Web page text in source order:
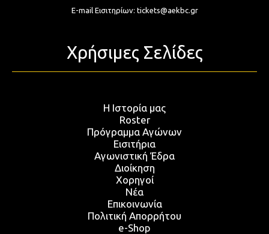
E-mail Εισιτηρίων: tickets@aekbc.gr
Χρήσιμες Σελίδες
Η Ιστορία μας
Roster
Πρόγραμμα Αγώνων
Εισιτήρια
Αγωνιστική Έδρα
Διοίκηση
Χορηγοί
Νέα
Επικοινωνία
Πολιτική Απορρήτου
e-Shop